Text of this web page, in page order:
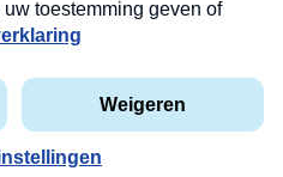
Omroep MAX
dinsdagochtend in uw